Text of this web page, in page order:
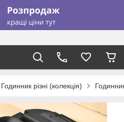
Годинник різні (колекція)